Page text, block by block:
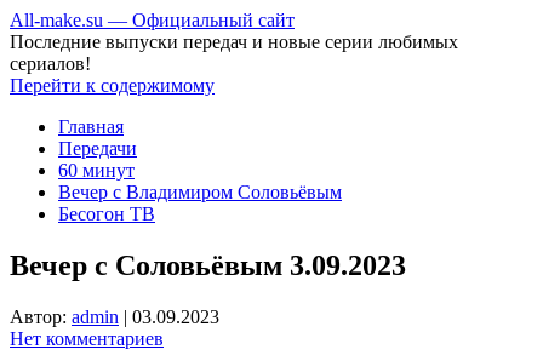
All-make.su — Официальный сайт
Последние выпуски передач и новые серии любимых
сериалов!
Перейти к содержимому
Главная
Передачи
60 минут
Вечер с Владимиром Соловьёвым
Бесогон ТВ
Вечер с Соловьёвым 3.09.2023
Автор: admin | 03.09.2023
Нет комментариев